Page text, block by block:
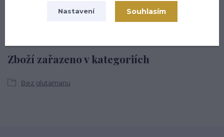
Zboží zařazeno v kategoriích
Bez glutamanu
(Po-Pá, 8-16 hod.)
info@hsmarket.cz
Nastavení Souhlasím